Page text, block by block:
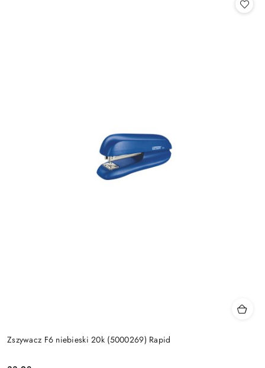
Zszywacz F6 niebieski 20k (5000269) Rapid